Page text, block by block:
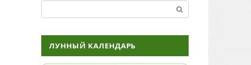
ЛУННЫЙ КАЛЕНДАРЬ